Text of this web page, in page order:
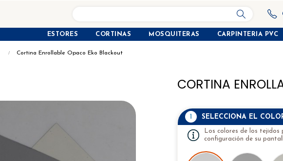
ESTORES CORTINAS MOSQUITERAS CARPINTERIA PVC
Cortina Enrollable Opaco Eko Blackout
CORTINA
1 SELECCIONA EL
Los colores de los
configuración de su